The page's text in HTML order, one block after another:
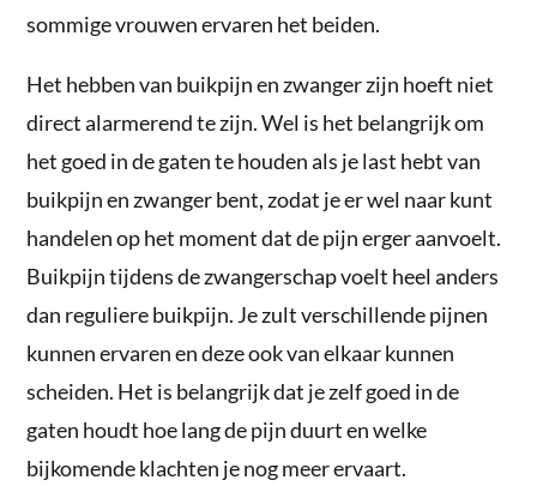
sommige vrouwen ervaren het beiden.
Het hebben van buikpijn en zwanger zijn hoeft niet
direct alarmerend te zijn. Wel is het belangrijk om
het goed in de gaten te houden als je last hebt van
buikpijn en zwanger bent, zodat je er wel naar kunt
handelen op het moment dat de pijn erger aanvoelt.
Buikpijn tijdens de zwangerschap voelt heel anders
dan reguliere buikpijn. Je zult verschillende pijnen
kunnen ervaren en deze ook van elkaar kunnen
scheiden. Het is belangrijk dat je zelf goed in de
gaten houdt hoe lang de pijn duurt en welke
bijkomende klachten je nog meer ervaart.